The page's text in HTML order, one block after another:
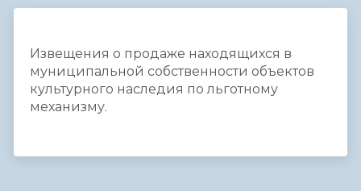
Извещения о продаже находящихся в
муниципальной собственности объектов
культурного наследия по льготному
механизму.